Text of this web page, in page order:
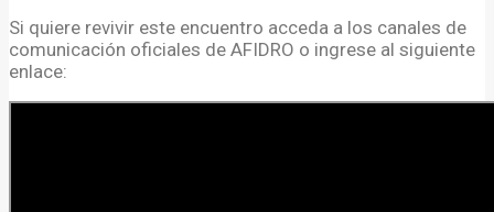
Si quiere revivir este encuentro acceda a los canales de
comunicación oficiales de AFIDRO o ingrese al siguiente
enlace: